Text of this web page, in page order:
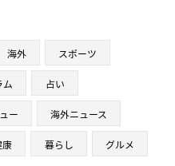
海外 スポーツ
ム 占い
ー 海外ニュース
康 暮らし グルメ